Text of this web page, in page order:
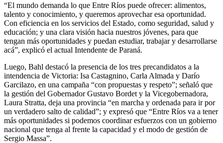
“El mundo demanda lo que Entre Ríos puede ofrecer: alimentos,
talento y conocimiento, y queremos aprovechar esa oportunidad.
Con eficiencia en los servicios del Estado, como seguridad, salud y
educación; y una clara visión hacia nuestros jóvenes, para que
tengan más oportunidades y puedan estudiar, trabajar y desarrollarse
acá”, explicó el actual Intendente de Paraná.
Luego, Bahl destacó la presencia de los tres precandidatos a la
intendencia de Victoria: Isa Castagnino, Carla Almada y Darío
Garcilazo, en una campaña “con propuestas y respeto”; señaló que
la gestión del Gobernador Gustavo Bordet y la Vicegobernadora,
Laura Stratta, deja una provincia “en marcha y ordenada para ir por
un verdadero salto de calidad”; y expresó que “Entre Ríos va a tener
más oportunidades si podemos coordinar esfuerzos con un gobierno
nacional que tenga al frente la capacidad y el modo de gestión de
Sergio Massa”.